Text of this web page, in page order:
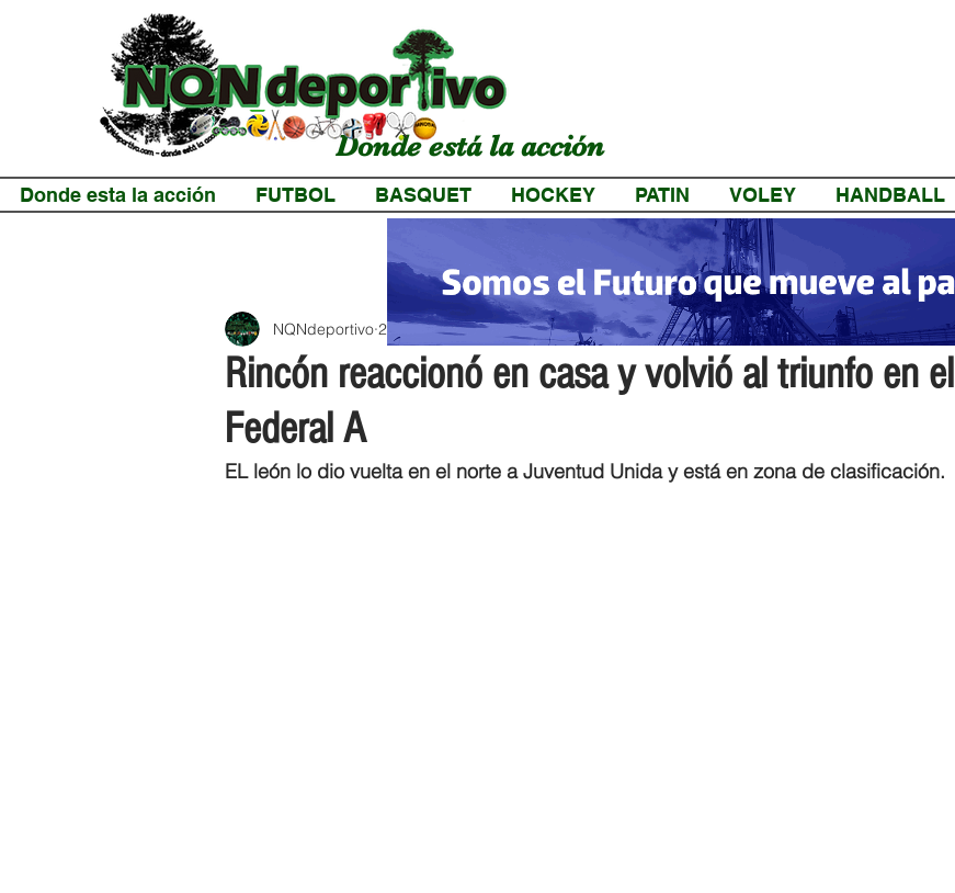
Donde está la acción
Donde esta la acción FUTBOL BASQUET HOCKEY PATIN VOLEY HANDBALL
Rincón reaccionó en casa y volvió al triunfo en el
Federal A
NQNdeportivo 2 min de lectura
EL león lo dio vuelta en el norte a Juventud Unida y está en zona de clasificación.